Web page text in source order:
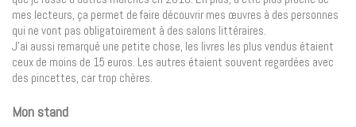
mes lecteurs, ça permet de faire découvrir mes œuvres à des personnes
qui ne vont pas obligatoirement à des salons littéraires.
J’ai aussi remarqué une petite chose, les livres les plus vendus étaient
ceux de moins de 15 euros. Les autres étaient souvent regardées avec
des pincettes, car trop chères.
Mon stand